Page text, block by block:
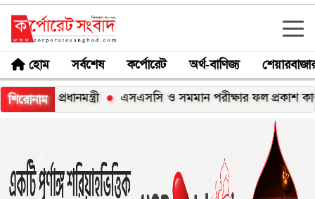
হোম সর্বশেষ কর্পোরেট অর্থ-বাণিজ্য
শিরোনাম
প্রধানমন্ত্রী এসএসসি ও সমমান পরীক্ষার ফল প্রকাশ কাল,